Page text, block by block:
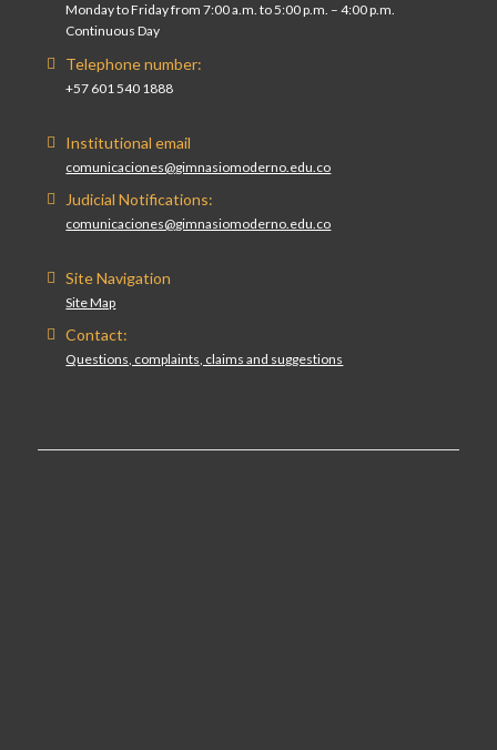
Monday to Friday from 7:00 a.m. to 5:00 p.m. – 4:00 p.m.
Continuous Day
Telephone number:
+57 601 540 1888
Institutional email
comunicaciones@gimnasiomoderno.edu.co
Judicial Notifications:
comunicaciones@gimnasiomoderno.edu.co
Site Navigation
Site Map
Contact:
Questions, complaints, claims and suggestions